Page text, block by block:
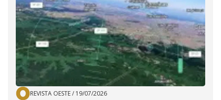
REVISTA OESTE/ 19/07/2026